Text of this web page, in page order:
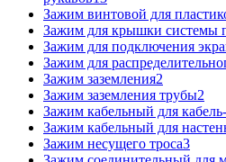
Зажим винтовой для
Зажим для крышки системы
Зажим для подключения
Зажим для
Зажим заземления2
Зажим заземления трубы2
Зажим кабельный для
Зажим кабельный для
Зажим несущего троса3